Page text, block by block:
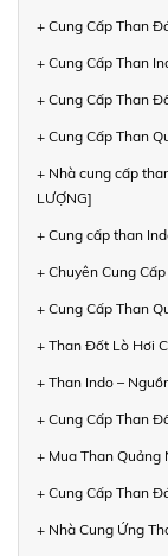
+ Cung Cấp Than
+ Cung Cấp Than
+ Cung Cấp Than
+ Cung Cấp Than
+ Nhà cung cấp
LƯỢNG]
+ Cung cấp than
+ Chuyên Cung
+ Cung Cấp Than
+ Than Đốt Lò Hơi
+ Than Indo –
+ Cung Cấp Than
+ Mua Than Quảng
+ Cung Cấp Than
+ Nhà Cung Ứng